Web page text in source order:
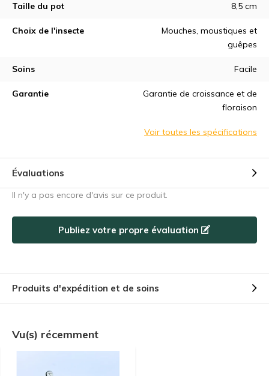
Taille du pot 8,5 cm
Choix de l'insecte
Mouches, moustiques et
guêpes
Soins Facile
Garantie
Garantie de croissance et de
floraison
Voir toutes les spécifications
Évaluations
Il n'y a pas encore d'avis sur ce produit.
Publiez votre propre évaluation
Produits d'expédition et de soins
Vu(s) récemment